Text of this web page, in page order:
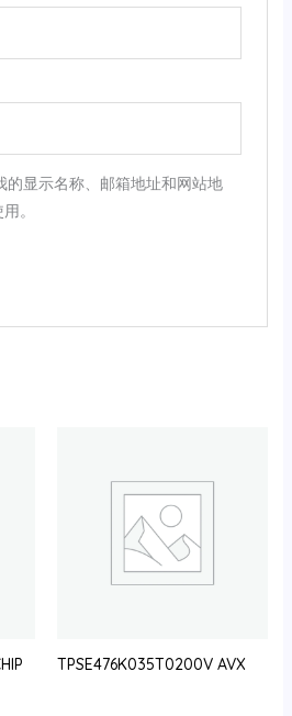
的显示名称、邮箱地址和网站地
。
TPSE476K035T0200V AVX